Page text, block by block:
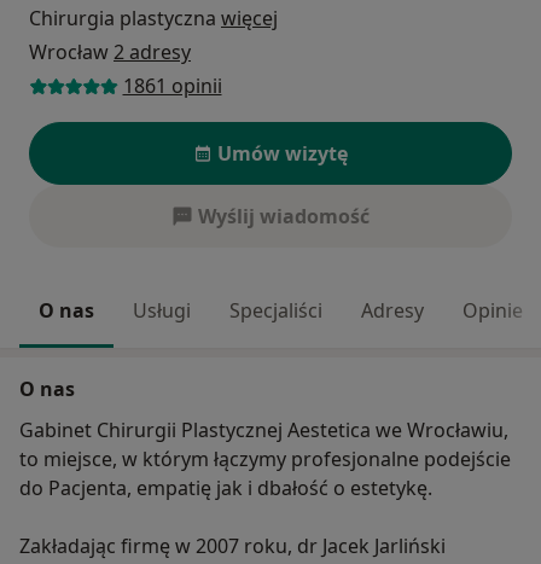
Chirurgia plastyczna więcej
Wrocław2 adresy
1861 opinii
Umów wizytę
Wyślij wiadomość
O nas Usługi Specjaliści Adresy Opinie
O nas
Gabinet Chirurgii Plastycznej Aestetica we Wrocławiu,
to miejsce, w którym łączymy profesjonalne podejście
do Pacjenta, empatię jak i dbałość o estetykę.
Zakładając firmę w 2007 roku, dr Jacek Jarliński